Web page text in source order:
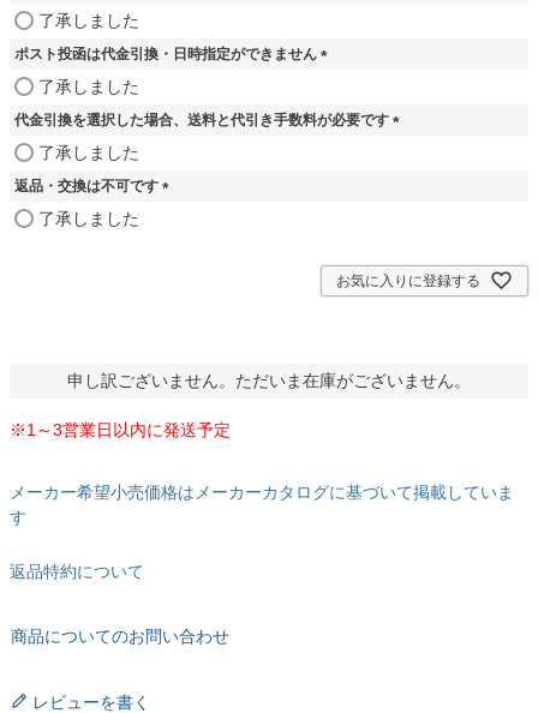
須
了承しました
ポスト投函は代金引換・日時指定ができません
須
了承しました
代金引換を選択した場合、送料と代引き手数料が必要です
了承しました
返品・交換は不可です
了承しました
お気に入りに登録する
申し訳ございません。ただいま在庫がございません。
※1～3営業日以内に発送予定
メーカー希望小売価格はメーカーカタログに基づいて掲載していま
す
返品特約について
商品についてのお問い合わせ
レビューを書く